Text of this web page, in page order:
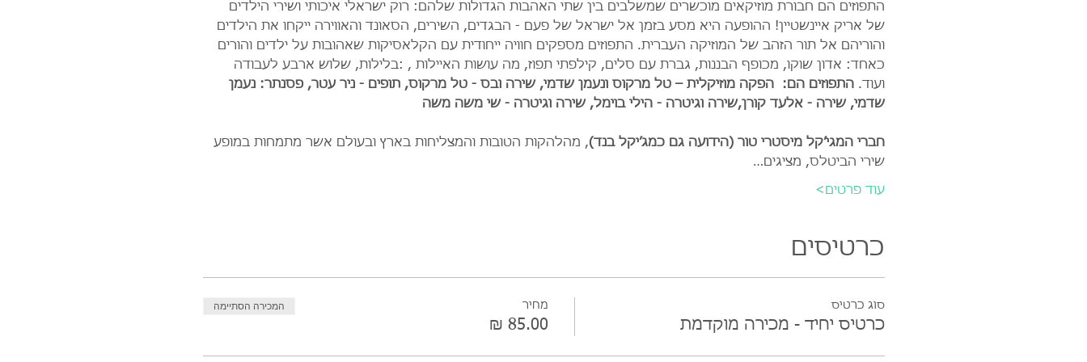
התפוזים הם חבורת מוזיקאים מוכשרים שמשלבים בין שתי האהבות הגדולות שלהם: רוק ישראלי איכותי ושירי הילדים
של אריק איינשטיין! ההופעה היא מסע בזמן אל ישראל של פעם - הבגדים, השירים, הסאונד והאווירה ייקחו את הילדים
והוריהם אל תור הזהב של המוזיקה העברית. התפוזים מספקים חוויה ייחודית עם הקלאסיקות שאהובות על ילדים והורים
כאחד: אדון שוקו, מכופף הבננות, גברת עם סלים, קילפתי תפוז, מה עושות האיילות , :בלילות, שלוש ארבע לעבודה
ועוד. התפוזים הם:
הפקה מוזיקלית – טל מרקוס ונעמן שדמי, שירה ובס - טל מרקוס, תופים - ניר עטר, פסנתר: נעמן
שדמי, שירה - אלעד קורן,שירה וגיטרה - הילי בוימל, שירה וגיטרה - שי משה משה
חברי המגי’קל מיסטרי טור (הידועה גם כמג’יקל בנד), מהלהקות הטובות והמצליחות בארץ ובעולם אשר מתמחות במופע
שירי הביטלס, מציגים…
עוד פרטים>
כרטיסים
סוג כרטיס
כרטיס יחיד - מכירה מוקדמת
מחיר המכירה הסתיימה